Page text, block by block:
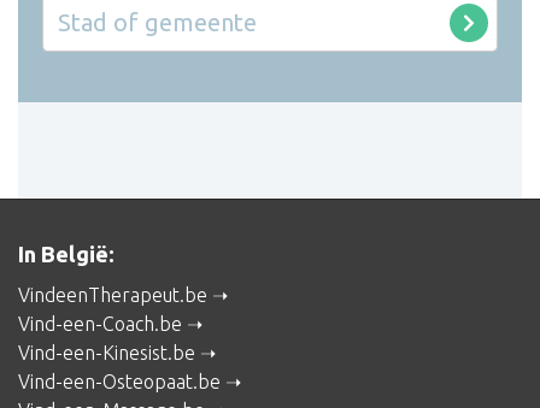
In België:
VindeenTherapeut.be
Vind-een-Coach.be
Vind-een-Kinesist.be
Vind-een-Osteopaat.be